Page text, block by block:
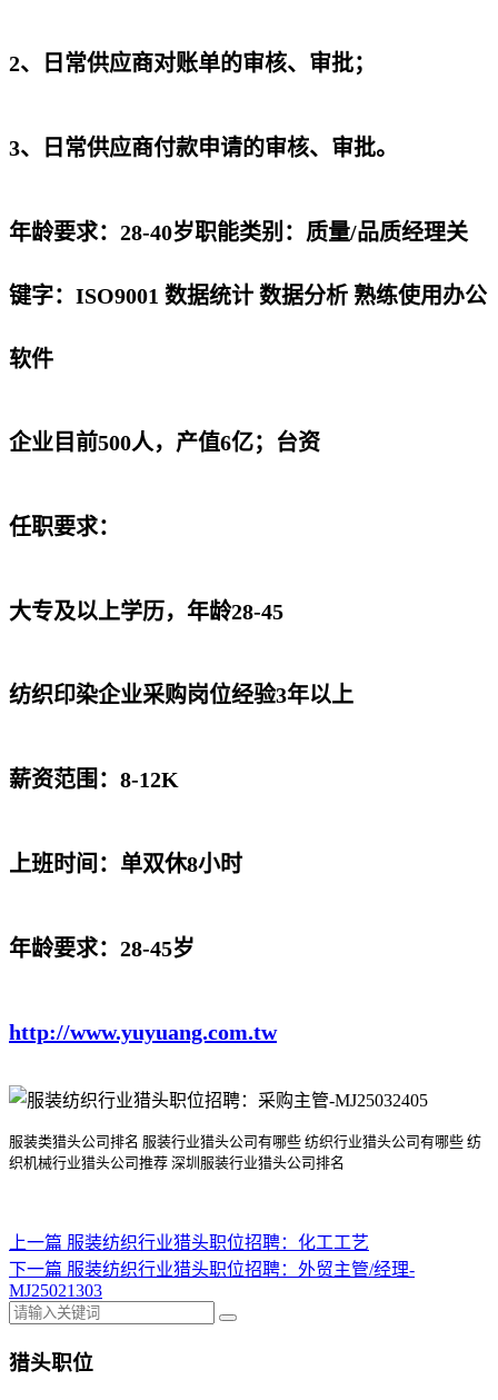
2、日常供应商对账单的审核、审批；
3、日常供应商付款申请的审核、审批。
年龄要求：28-40岁职能类别：质量/品质经理关
键字：ISO9001 数据统计 数据分析 熟练使用办公
软件
企业目前500人，产值6亿；台资
任职要求：
大专及以上学历，年龄28-45
纺织印染企业采购岗位经验3年以上
薪资范围：8-12K
上班时间：单双休8小时
年龄要求：28-45岁
http://www.yuyuang.com.tw
服装类猎头公司排名 服装行业猎头公司有哪些 纺织行业猎头公司有哪些 纺
织机械行业猎头公司推荐 深圳服装行业猎头公司排名
上一篇 服装纺织行业猎头职位招聘：化工工艺
下一篇 服装纺织行业猎头职位招聘：​外贸主管/经理-
MJ25021303
猎头职位